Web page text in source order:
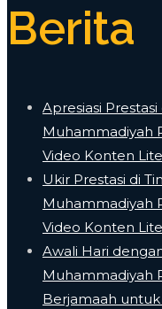
Berita
Apresiasi
Muhammadiyah
Video Konten
Ukir Prestasi di
Muhammadiyah
Video Konten
Awali Hari
Muhammadiyah
Berjamaah